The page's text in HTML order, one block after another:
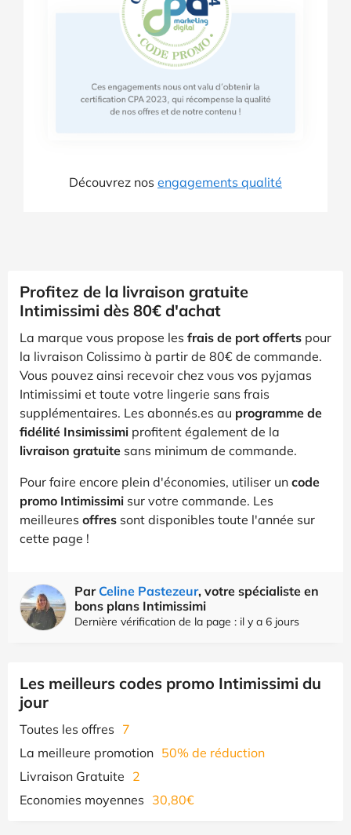
Découvrez nos engagements qualité
Profitez de la livraison gratuite
Intimissimi dès 80€ d'achat
La marque vous propose les frais de port offerts pour
la livraison Colissimo à partir de 80€ de commande.
Vous pouvez ainsi recevoir chez vous vos pyjamas
Intimissimi et toute votre lingerie sans frais
supplémentaires. Les abonnés.es au programme de
fidélité Insimissimi profitent également de la
livraison gratuite sans minimum de commande.
Pour faire encore plein d'économies, utiliser un code
promo Intimissimi sur votre commande. Les
meilleures offres sont disponibles toute l'année sur
cette page !
Par Celine Pastezeur, votre spécialiste en
bons plans Intimissimi
Dernière vérification de la page : il y a 6 jours
Les meilleurs codes promo Intimissimi du
jour
Toutes les offres 7
La meilleure promotion 50% de réduction
Livraison Gratuite 2
Economies moyennes 30,80€